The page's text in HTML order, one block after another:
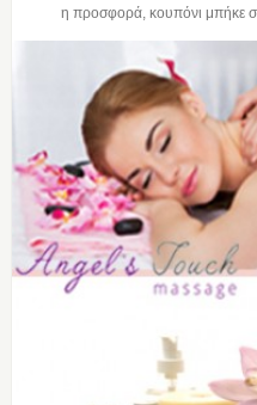
η προσφορά, κουπόνι μπήκε